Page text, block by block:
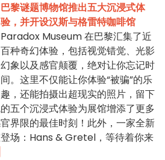
巴黎谜题博物馆推出五大沉浸式体
验，并开设汉斯与格雷特咖啡馆
Paradox Museum 在巴黎汇集了近
百种奇幻体验，包括视觉错觉、光影
幻象以及感官颠覆，绝对让你忘记时
间。这里不仅能让你体验“被骗”的乐
趣，还能拍摄出超现实的照片，留下
五个沉浸式体验为展馆增添了更多
界限的最佳时刻！此外，一家全新
场：Hans & Gretel，等待着你来